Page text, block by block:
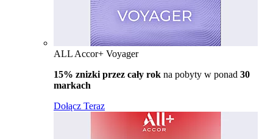
ALL Accor+ Voyager
15% znizki przez cały rok na pobyty w ponad 30
markach
Dołącz Teraz